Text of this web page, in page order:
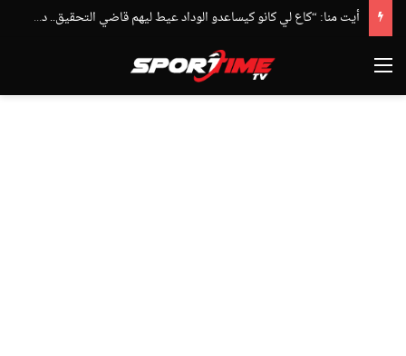
أيت منا: “كاع لي كانو كيساعدو الوداد عيط ليهم قاضي التحقيق.. دابا حتى شي واحد ما بقا باغي يعاون”
القائمة